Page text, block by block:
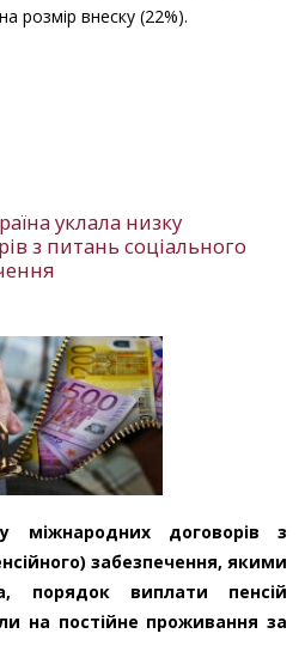
розмір внеску (22%).
уклала низку
з питань соціального
міжнародних договорів з
забезпечення, якими
порядок виплати пенсій
на постійне проживання за